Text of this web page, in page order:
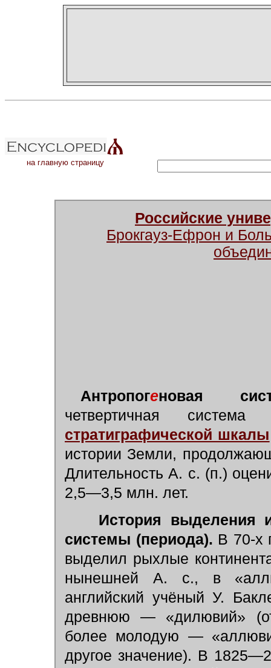
на главную страницу
Российские
Брокгауз-Ефрон и
Антропогеновая
четвертичная
стратиграфической шкалы
истории Земли,
Длительность А. с. (п.)
2,5—3,5 млн. лет.
История выделения
системы (периода). В 70-х
выделил рыхлые
нынешней А. с., в
английский учёный У.
древнюю — «дилювий»
более молодую —
другое значение). В